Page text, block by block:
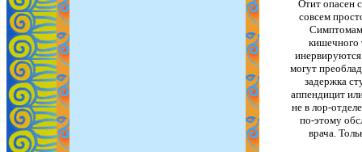
Отит опасен
совсем
кишечного
инервируются
могут
задержка
аппендицит
не в лор-
по-этому
врача.